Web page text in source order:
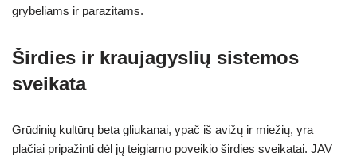
grybeliams ir parazitams.
Širdies ir kraujagyslių sistemos
sveikata
Grūdinių kultūrų beta gliukanai, ypač iš avižų ir miežių, yra
plačiai pripažinti dėl jų teigiamo poveikio širdies sveikatai. JAV